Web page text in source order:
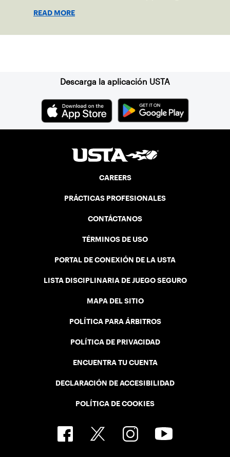
READ MORE
Descarga la aplicación USTA
CAREERS
PRÁCTICAS PROFESIONALES
CONTÁCTANOS
TÉRMINOS DE USO
PORTAL DE CONEXIÓN DE LA USTA
LISTA DISCIPLINARIA DE JUEGO SEGURO
MAPA DEL SITIO
POLÍTICA PARA ÁRBITROS
POLÍTICA DE PRIVACIDAD
ENCUENTRA TU CUENTA
DECLARACIÓN DE ACCESIBILIDAD
POLÍTICA DE COOKIES